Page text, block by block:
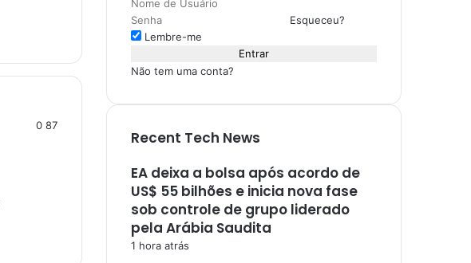
0 87
Esqueceu?
Lembre-me
Entrar
Não tem uma conta?
Recent Tech News
EA deixa a bolsa após acordo de
US$ 55 bilhões e inicia nova fase
sob controle de grupo liderado
pela Arábia Saudita
1 hora atrás